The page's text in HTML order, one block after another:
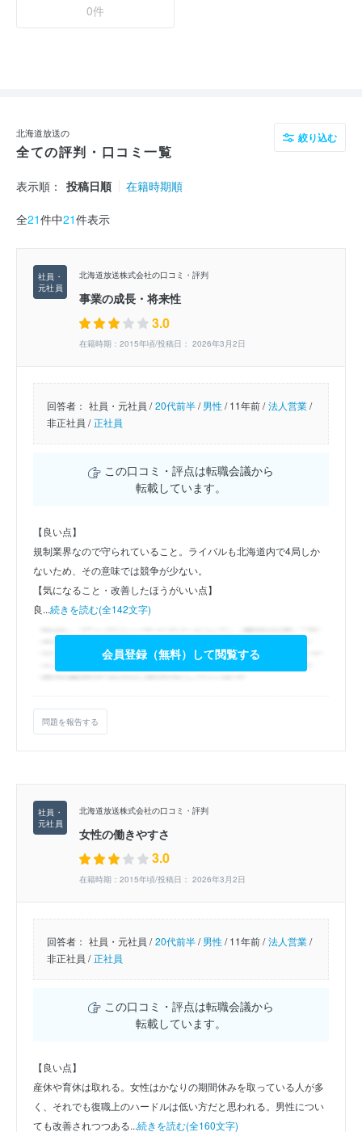
0件
北海道放送の
全ての評判・口コミ一覧
絞り込む
表示順： 投稿日順 在籍時期順
全21件中21件表示
北海道放送株式会社の口コミ・評判
事業の成長・将来性
3.0
在籍時期：2015年頃/投稿日： 2026年3月2日
回答者： 社員・元社員 / 20代前半/男性/11年前 / 法人営業/
非正社員 / 正社員
この口コミ・評点は転職会議から
転載しています。
【良い点】
規制業界なので守られていること。ライバルも北海道内で4局しか
ないため、その意味では競争が少ない。
【気になること・改善したほうがいい点】
良...続きを読む(全142文字)
会員登録（無料）して閲覧する
問題を報告する
北海道放送株式会社の口コミ・評判
女性の働きやすさ
3.0
在籍時期：2015年頃/投稿日： 2026年3月2日
回答者： 社員・元社員 / 20代前半/男性/11年前 / 法人営業/
非正社員 / 正社員
この口コミ・評点は転職会議から
転載しています。
【良い点】
産休や育休は取れる。女性はかなりの期間休みを取っている人が多
く、それでも復職上のハードルは低い方だと思われる。男性につい
ても改善されつつある...続きを読む(全160文字)